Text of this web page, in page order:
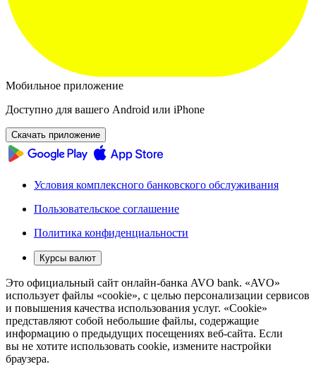
Мобильное приложение
Доступно для вашего Android или iPhone
Скачать приложение
Условия комплексного банковского обслуживания
Пользовательское соглашение
Политика конфиденциальности
Курсы валют
Это официальный сайт онлайн-банка AVO bank. «AVO»
использует файлы «cookie», с целью персонализации сервисов
и повышения качества использования услуг. «Cookie»
представляют собой небольшие файлы, содержащие
информацию о предыдущих посещениях веб-сайта. Если
вы не хотите использовать cookie, измените настройки
браузера.